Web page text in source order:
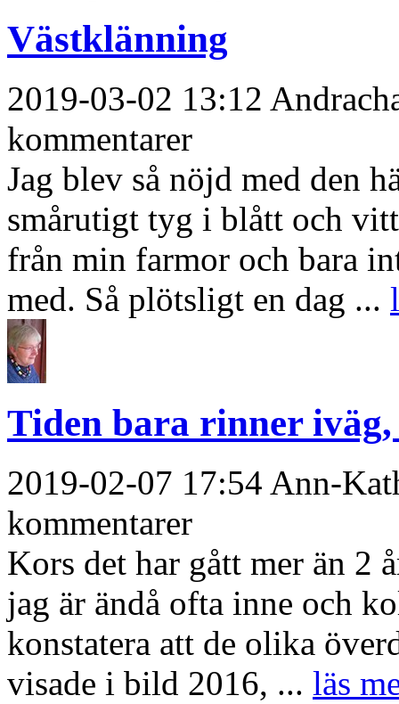
Västklänning
2019-03-02 13:12
kommentarer
Jag blev så nöjd med den
smårutigt tyg i blått och
från min farmor och bara
med. Så plötsligt en dag ...
Tiden bara rinner
2019-02-07 17:54 Ann-
kommentarer
Kors det har gått mer än 2
jag är ändå ofta inne och
konstatera att de olika
visade i bild 2016, ... läs